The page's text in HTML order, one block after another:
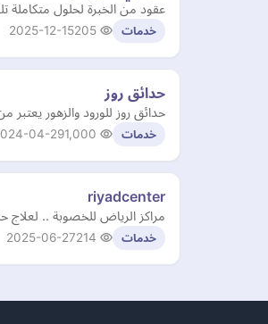
عقود من الخبرة لحلول متكاملة تلبي
خدمات 2025-12-15
حدائق روز
حدائق روز للورود والزهور يعتبر
خدمات 04-29
riyadcenter
مراكز الرياض للخصوبة .. لعلاج
خدمات 2025-06-27